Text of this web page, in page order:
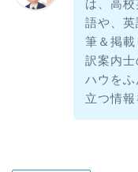
は、高
語や、
筆＆掲
訳案内
ハウを
立つ情報